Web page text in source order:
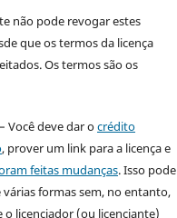
não pode revogar estes
que os termos da licença
Os termos são os
Você deve dar ocrédito
, prover um link para a licença e
feitas mudanças. Isso pode
várias formas sem, no entanto,
o licenciador (ou licenciante)